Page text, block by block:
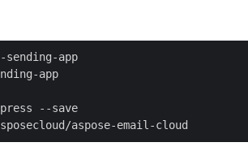
sending-app
app
--save